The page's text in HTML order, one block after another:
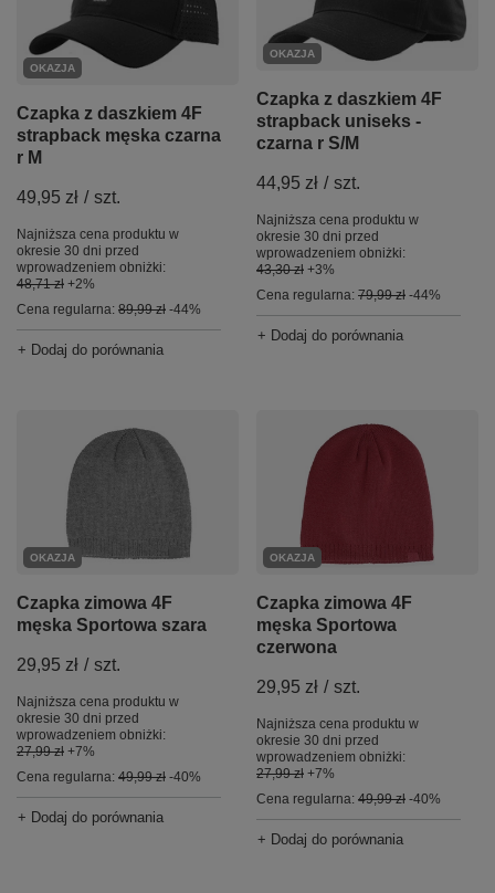
OKAZJA
Czapka z daszkiem 4F
strapback męska czarna
r M
49,95 zł / szt.
Najniższa cena produktu w
okresie 30 dni przed
wprowadzeniem obniżki:
48,71 zł +2%
Cena regularna: 89,99 zł -44%
+ Dodaj do porównania
OKAZJA
Czapka z daszkiem 4F
strapback uniseks -
czarna r S/M
44,95 zł / szt.
Najniższa cena produktu w
okresie 30 dni przed
wprowadzeniem obniżki:
43,30 zł +3%
Cena regularna: 79,99 zł -44%
+ Dodaj do porównania
OKAZJA
Czapka zimowa 4F
męska Sportowa szara
29,95 zł / szt.
Najniższa cena produktu w
okresie 30 dni przed
wprowadzeniem obniżki:
27,99 zł +7%
Cena regularna: 49,99 zł -40%
+ Dodaj do porównania
OKAZJA
Czapka zimowa 4F
męska Sportowa
czerwona
29,95 zł / szt.
Najniższa cena produktu w
okresie 30 dni przed
wprowadzeniem obniżki:
27,99 zł +7%
Cena regularna: 49,99 zł -40%
+ Dodaj do porównania